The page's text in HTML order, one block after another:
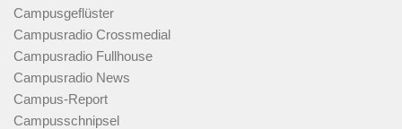
Campusgeflüster
Campusradio Crossmedial
Campusradio Fullhouse
Campusradio News
Campus-Report
Campusschnipsel